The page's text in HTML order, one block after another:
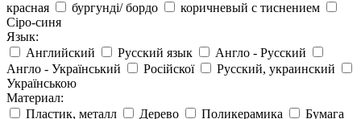
красная
бургунді/ бордо
коричневый с тиснением
Сіро-синя
Язык:
Английский
Русский язык
Англо - Русский
Англо - Український
Російскої
Русский, украинский
Українською
Материал:
Пластик, металл
Дерево Поликерамика
Бумага